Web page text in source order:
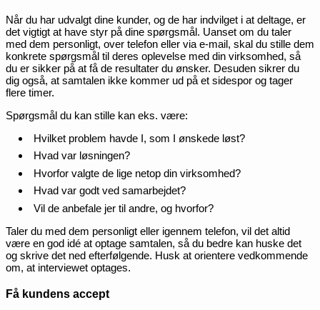
Når du har udvalgt dine kunder, og de har indvilget i at deltage, er
det vigtigt at have styr på dine spørgsmål. Uanset om du taler
med dem personligt, over telefon eller via e-mail, skal du stille dem
konkrete spørgsmål til deres oplevelse med din virksomhed, så
du er sikker på at få de resultater du ønsker. Desuden sikrer du
dig også, at samtalen ikke kommer ud på et sidespor og tager
flere timer.
Spørgsmål du kan stille kan eks. være:
Hvilket problem havde I, som I ønskede løst?
Hvad var løsningen?
Hvorfor valgte de lige netop din virksomhed?
Hvad var godt ved samarbejdet?
Vil de anbefale jer til andre, og hvorfor?
Taler du med dem personligt eller igennem telefon, vil det altid
være en god idé at optage samtalen, så du bedre kan huske det
og skrive det ned efterfølgende. Husk at orientere vedkommende
om, at interviewet optages.
Få kundens accept